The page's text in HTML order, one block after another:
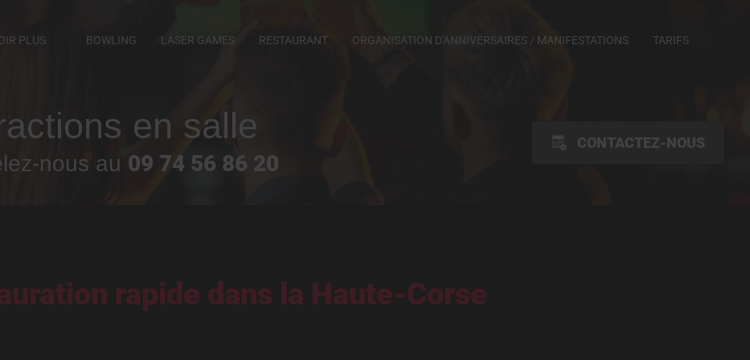
en salle
nous au 09 74 56 86 20
CONTACTEZ-NOUS
PLUS BOWLING LASER GAMES RESTAURANT ORGANISATION D'ANNIVERSAIRES / MANIFESTATIONS TARIFS
rapide dans la Haute-Corse